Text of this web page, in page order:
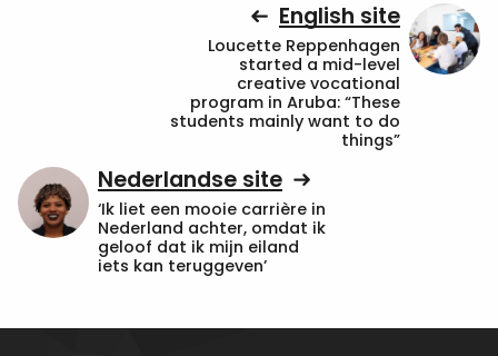
English site
Loucette Reppenhagen
started a mid-level
creative vocational
program in Aruba: “These
students mainly want to do
things”
Nederlandse site
‘Ik liet een mooie carrière in
Nederland achter, omdat ik
geloof dat ik mijn eiland
iets kan teruggeven’